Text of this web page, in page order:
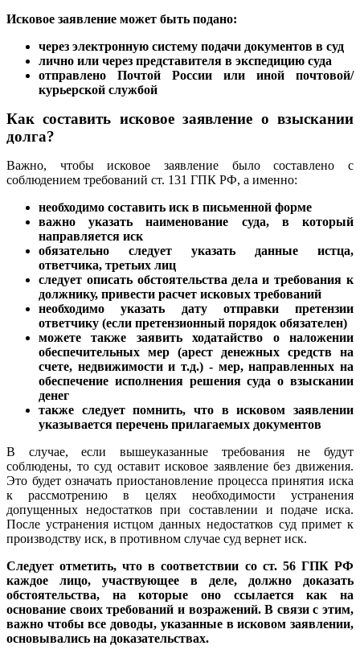
Исковое заявление может быть подано:
через электронную систему подачи документов в суд
лично или через представителя в экспедицию суда
отправлено Почтой России или иной почтовой/
курьерской службой
Как составить исковое заявление о взыскании
долга?
Важно, чтобы исковое заявление было составлено с
соблюдением требований ст. 131 ГПК РФ, а именно:
необходимо составить иск в письменной форме
важно указать наименование суда, в который
направляется иск
обязательно следует указать данные истца,
ответчика, третьих лиц
следует описать обстоятельства дела и требования к
должнику, привести расчет исковых требований
необходимо указать дату отправки претензии
ответчику (если претензионный порядок обязателен)
можете также заявить ходатайство о наложении
обеспечительных мер (арест денежных средств на
счете, недвижимости и т.д.) - мер, направленных на
обеспечение исполнения решения суда о взыскании
денег
также следует помнить, что в исковом заявлении
указывается перечень прилагаемых документов
В случае, если вышеуказанные требования не будут
соблюдены, то суд оставит исковое заявление без движения.
Это будет означать приостановление процесса принятия иска
к рассмотрению в целях необходимости устранения
допущенных недостатков при составлении и подаче иска.
После устранения истцом данных недостатков суд примет к
производству иск, в противном случае суд вернет иск.
Следует отметить, что в соответствии со ст. 56 ГПК РФ
каждое лицо, участвующее в деле, должно доказать
обстоятельства, на которые оно ссылается как на
основание своих требований и возражений. В связи с этим,
важно чтобы все доводы, указанные в исковом заявлении,
основывались на доказательствах.